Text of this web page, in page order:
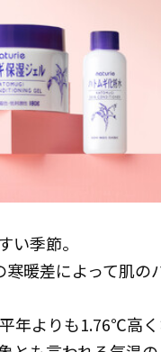
季節。
暖差によって肌の
年よりも1.76℃高